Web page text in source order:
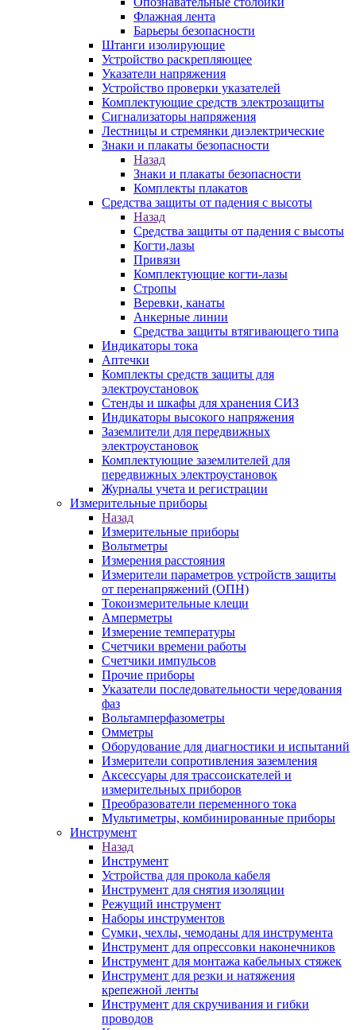
Флажная лента
Барьеры безопасности
Штанги изолирующие
Устройство раскрепляющее
Указатели напряжения
Устройство проверки указателей
Комплектующие средств электрозащиты
Сигнализаторы напряжения
Лестницы и стремянки диэлектрические
Знаки и плакаты безопасности
Назад
Знаки и плакаты безопасности
Комплекты плакатов
Средства защиты от падения с высоты
Назад
Средства защиты от падения с высоты
Когти,лазы
Привязи
Комплектующие когти-лазы
Стропы
Веревки, канаты
Анкерные линии
Средства защиты втягивающего типа
Индикаторы тока
Аптечки
Комплекты средств защиты для
электроустановок
Стенды и шкафы для хранения СИЗ
Индикаторы высокого напряжения
Заземлители для передвижных
электроустановок
Комплектующие заземлителей для
передвижных электроустановок
Журналы учета и регистрации
Измерительные приборы
Назад
Измерительные приборы
Вольтметры
Измерения расстояния
Измерители параметров устройств защиты
от перенапряжений (ОПН)
Токоизмерительные клещи
Амперметры
Измерение температуры
Счетчики времени работы
Счетчики импульсов
Прочие приборы
Указатели последовательности чередования
фаз
Вольтамперфазометры
Омметры
Оборудование для диагностики и испытаний
Измерители сопротивления заземления
Аксессуары для трассоискателей и
измерительных приборов
Преобразователи переменного тока
Мультиметры, комбинированные приборы
Инструмент
Назад
Инструмент
Устройства для прокола кабеля
Инструмент для снятия изоляции
Режущий инструмент
Наборы инструментов
Сумки, чехлы, чемоданы для инструмента
Инструмент для опрессовки наконечников
Инструмент для монтажа кабельных стяжек
Инструмент для резки и натяжения
крепежной ленты
Инструмент для скручивания и гибки
проводов